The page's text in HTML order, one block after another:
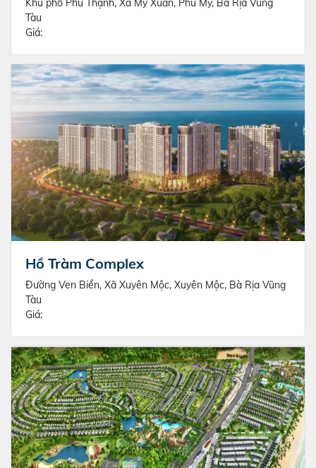
Khu phố Phú Thạnh, Xã Mỹ Xuân, Phú Mỹ, Bà Rịa Vũng
Tàu
Giá:
Hồ Tràm Complex
Đường Ven Biển, Xã Xuyên Mộc, Xuyên Mộc, Bà Rịa Vũng
Tàu
Giá: